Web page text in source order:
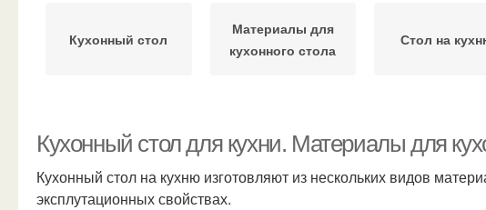
Кухонный стол
Материалы для
кухонного стола
Стол на
Кухонный стол для кухни. Материалы для
Кухонный стол на кухню изготовляют из нескольких видов
эксплутационных свойствах.